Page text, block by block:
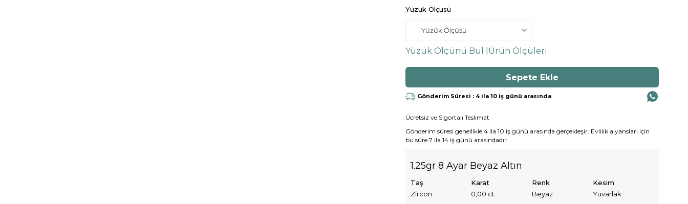
Yüzük Ölçüsü
Yüzük Ölçünü Bul | Ürün Ölçüleri
Gönderim Süresi : 4 ila 10 iş günü arasında
Ücretsiz ve Sigortalı Teslimat
Gönderim süresi genellikle 4 ila 10 iş günü arasında gerçekleşir. Evlilik alyansları için
bu süre 7 ila 14 iş günü arasındadır.
1.25gr 8 Ayar Beyaz Altın
Taş Karat Renk
Kesim
Zircon
0,00 ct. Beyaz Yuvarlak